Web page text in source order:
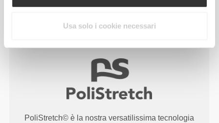
Usa solo i cookie necessari
PoliStretch© è la nostra versatilissima tecnologia